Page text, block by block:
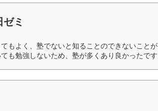
ミ
もよく、塾でないと知ることのできないこと
も勉強しないため、塾が多くあり良かったです